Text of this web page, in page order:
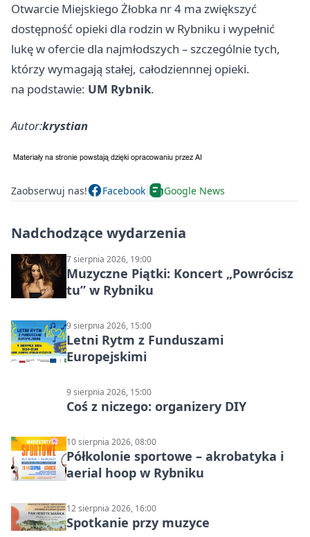
Otwarcie Miejskiego Żłobka nr 4 ma zwiększyć
dostępność opieki dla rodzin w Rybniku i wypełnić
lukę w ofercie dla najmłodszych – szczególnie tych,
którzy wymagają stałej, całodziennnej opieki.
na podstawie: UM Rybnik.
Autor:krystian
Zaobserwuj nas! Facebook Google News
Nadchodzące wydarzenia
7 sierpnia 2026, 19:00
Muzyczne Piątki: Koncert „Powrócisz
tu” w Rybniku
9 sierpnia 2026, 15:00
Letni Rytm z Funduszami
Europejskimi
9 sierpnia 2026, 15:00
Coś z niczego: organizery DIY
10 sierpnia 2026, 08:00
Półkolonie sportowe – akrobatyka i
aerial hoop w Rybniku
12 sierpnia 2026, 16:00
Spotkanie przy muzyce